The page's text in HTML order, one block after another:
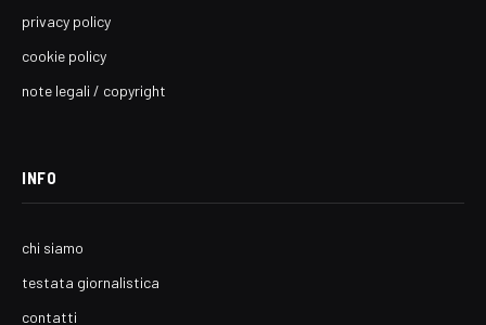
privacy policy
cookie policy
note legali / copyright
INFO
chi siamo
testata giornalistica
contatti